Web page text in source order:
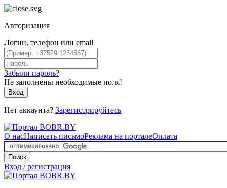
Авторизация
Логин, телефон или email
Забыли пароль?
Не заполнены необходимые поля!
Вход
Нет аккаунта? Зарегистрируйтесь
О насНаписать письмоРеклама на порталеОплата
Поиск
Вход / регистрация